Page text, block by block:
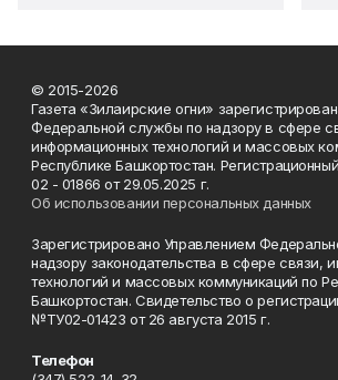
© 2015-2026
Газета «Зилаирские огни»
Федеральной службы по надзору в сфере
информационных технологий и массовых
Республике Башкортостан.
02 - 01866 от 29.05.2025 г.
Об использовании персональных данных
Зарегистрировано Управлением
надзору законодательства в сфере связи,
технологий и массовых коммуникаций по
Башкортостан. Свидетельство о
№ТУ02-01423 от 26 августа 2015 г.
Телефон